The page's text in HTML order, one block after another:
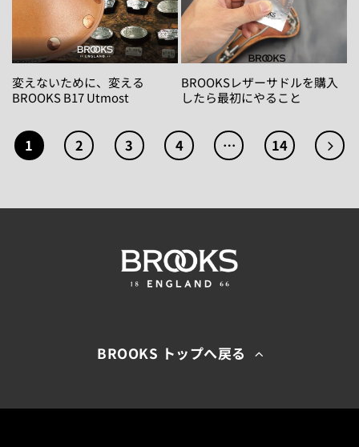
変えないために、変える
BROOKS B17 Utmost
BROOKSレザーサドルを購入
したら最初にやること
1 2 3 4 … 14
BROOKS トップへ戻る